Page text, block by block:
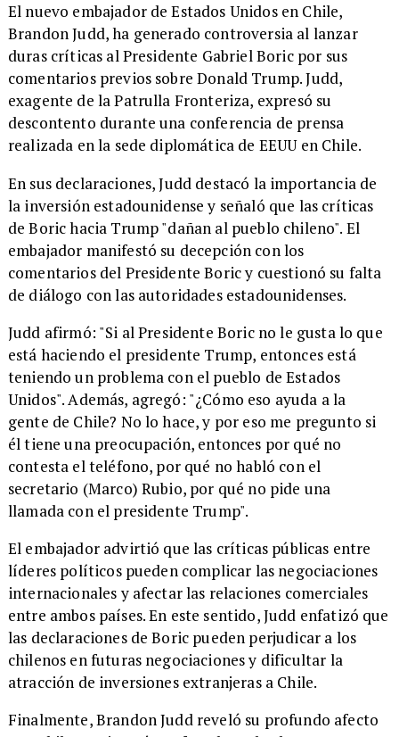
El nuevo embajador de Estados Unidos en Chile,
Brandon Judd, ha generado controversia al lanzar
duras críticas al Presidente Gabriel Boric por sus
comentarios previos sobre Donald Trump. Judd,
exagente de la Patrulla Fronteriza, expresó su
descontento durante una conferencia de prensa
realizada en la sede diplomática de EEUU en Chile.
En sus declaraciones, Judd destacó la importancia de
la inversión estadounidense y señaló que las críticas
de Boric hacia Trump "dañan al pueblo chileno". El
embajador manifestó su decepción con los
comentarios del Presidente Boric y cuestionó su falta
de diálogo con las autoridades estadounidenses.
Judd afirmó: "Si al Presidente Boric no le gusta lo que
está haciendo el presidente Trump, entonces está
teniendo un problema con el pueblo de Estados
Unidos". Además, agregó: "¿Cómo eso ayuda a la
gente de Chile? No lo hace, y por eso me pregunto si
él tiene una preocupación, entonces por qué no
contesta el teléfono, por qué no habló con el
secretario (Marco) Rubio, por qué no pide una
llamada con el presidente Trump".
El embajador advirtió que las críticas públicas entre
líderes políticos pueden complicar las negociaciones
internacionales y afectar las relaciones comerciales
entre ambos países. En este sentido, Judd enfatizó que
las declaraciones de Boric pueden perjudicar a los
chilenos en futuras negociaciones y dificultar la
atracción de inversiones extranjeras a Chile.
Finalmente, Brandon Judd reveló su profundo afecto